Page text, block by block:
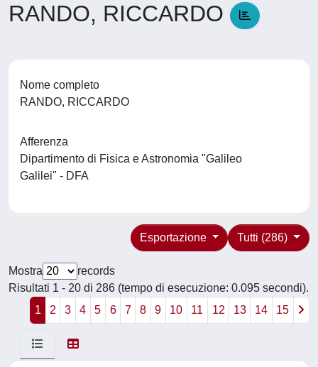
RANDO, RICCARDO
Nome completo
RANDO, RICCARDO
Afferenza
Dipartimento di Fisica e Astronomia "Galileo
Galilei" - DFA
Tutti (286)
Esportazione
Mostra
records
Risultati 1 - 20 di 286 (tempo di esecuzione: 0.095 secondi).
1
2 3 4 5 6 7 8 9 10 11 12 13 14 15